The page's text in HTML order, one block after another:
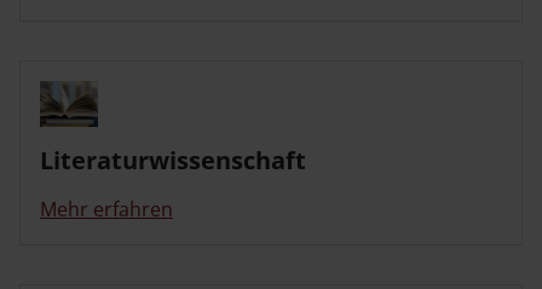
Literaturwissenschaft
Mehr erfahren